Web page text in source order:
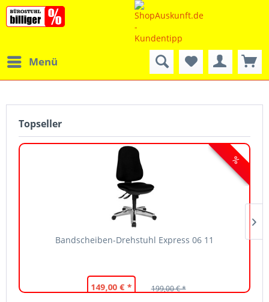
Menü
Topseller
Bandscheiben-Drehstuhl Express 06 11
149,00 € * 199,00 € *